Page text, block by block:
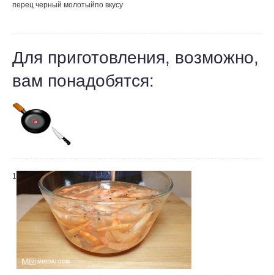
перец черный молотыйпо вкусу
Для приготовления, возможно,
вам понадобятся:
1